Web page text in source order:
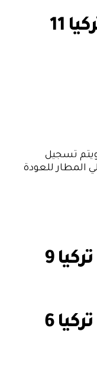
برنامج سياحي الي تركيا 11
تسجيل
المطار للعودة
برنامج سياحي الي تركيا 9
برنامج سياحي الي تركيا 6